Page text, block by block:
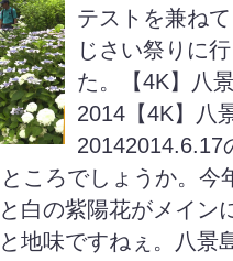
テストを兼ね
じさい祭りに
た。【4K】八
2014【4K】八
20142014.6.17
ころでしょうか。今
白の紫陽花がメイン
地味ですねぇ。八景